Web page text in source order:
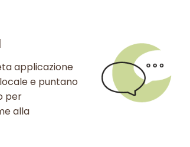
applicazione
e puntano
per
alla